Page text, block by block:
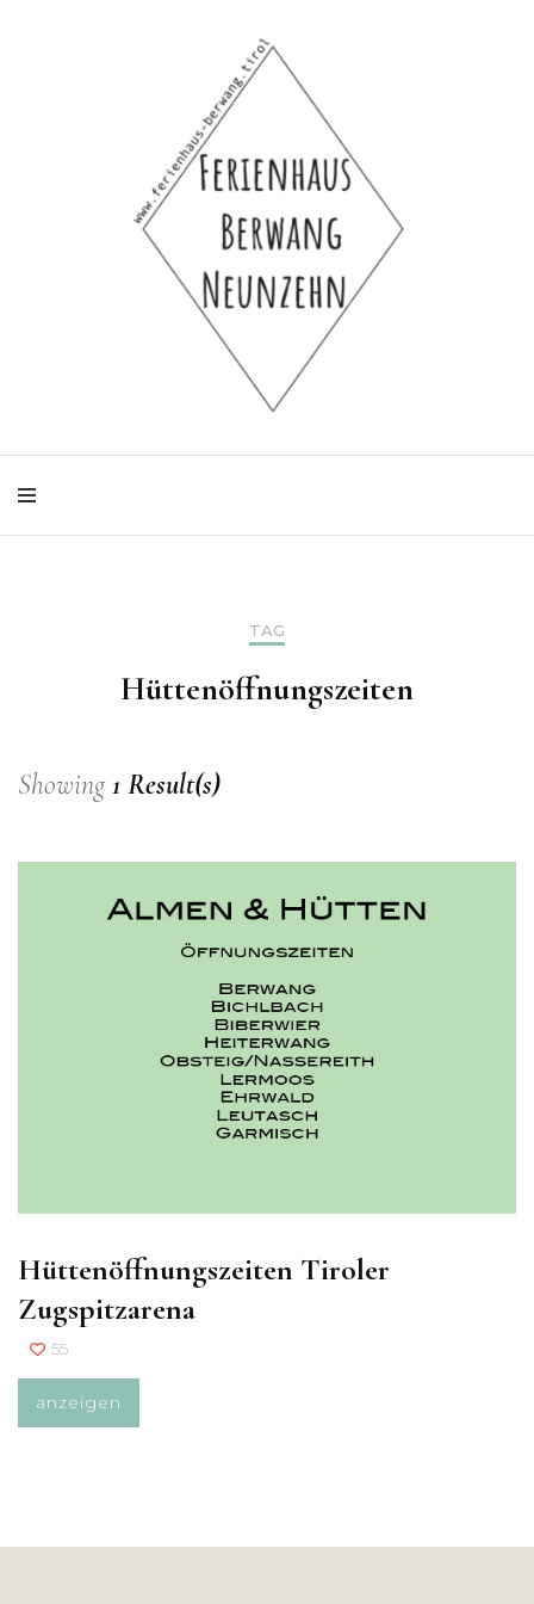
Ferienhaus
Berwang Neunzehn
TAG
Hüttenöffnungszeiten
Showing1 Result(s)
Hüttenöffnungszeiten Tiroler
Zugspitzarena
55
anzeigen